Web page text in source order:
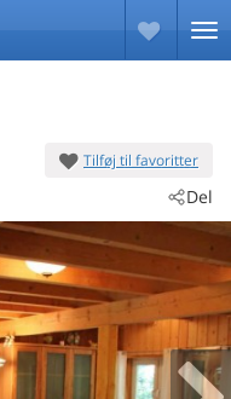
Tilføj til favoritter
Del